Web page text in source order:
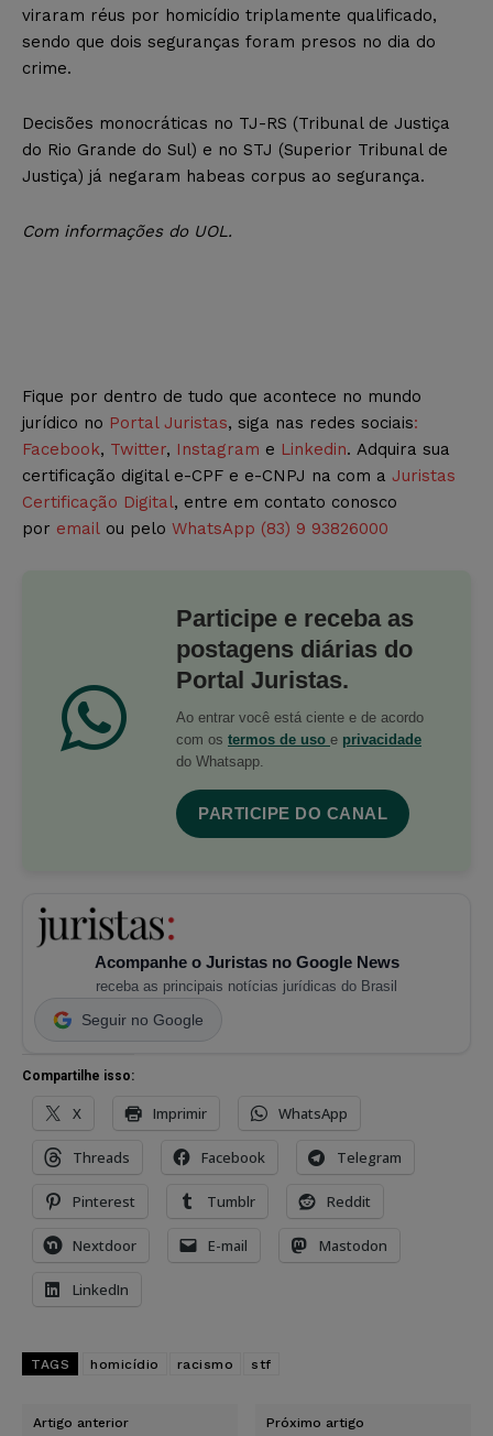
viraram réus por homicídio triplamente qualificado,
sendo que dois seguranças foram presos no dia do
crime.
Decisões monocráticas no TJ-RS (Tribunal de Justiça
do Rio Grande do Sul) e no STJ (Superior Tribunal de
Justiça) já negaram habeas corpus ao segurança.
Com informações do UOL.
Fique por dentro de tudo que acontece no mundo
jurídico no Portal Juristas, siga nas redes sociais:
Facebook, Twitter, Instagram e Linkedin. Adquira sua
certificação digital e-CPF e e-CNPJ na com a Juristas
Certificação Digital, entre em contato conosco
por email ou pelo WhatsApp (83) 9 93826000
Participe e receba as
postagens diárias do
Portal Juristas.
Ao entrar você está ciente e de acordo
com os termos de uso e privacidade
do Whatsapp.
PARTICIPE DO CANAL
Acompanhe o Juristas no Google News
receba as principais notícias jurídicas do Brasil
Seguir no Google
Compartilhe isso:
X Imprimir WhatsApp
Threads Facebook Telegram
Pinterest Tumblr Reddit
Nextdoor E-mail Mastodon
LinkedIn
TAGS homicídio racismo stf
Artigo anterior Próximo artigo